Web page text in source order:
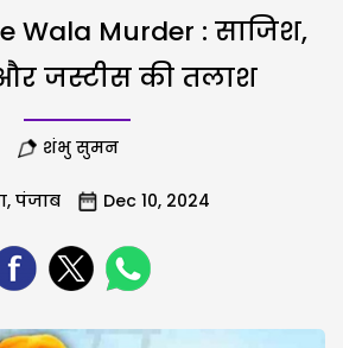
Wala Murder : साजिश,
जस्टीस की तलाश
शंभु सुमन
, पंजाब Dec 10, 2024